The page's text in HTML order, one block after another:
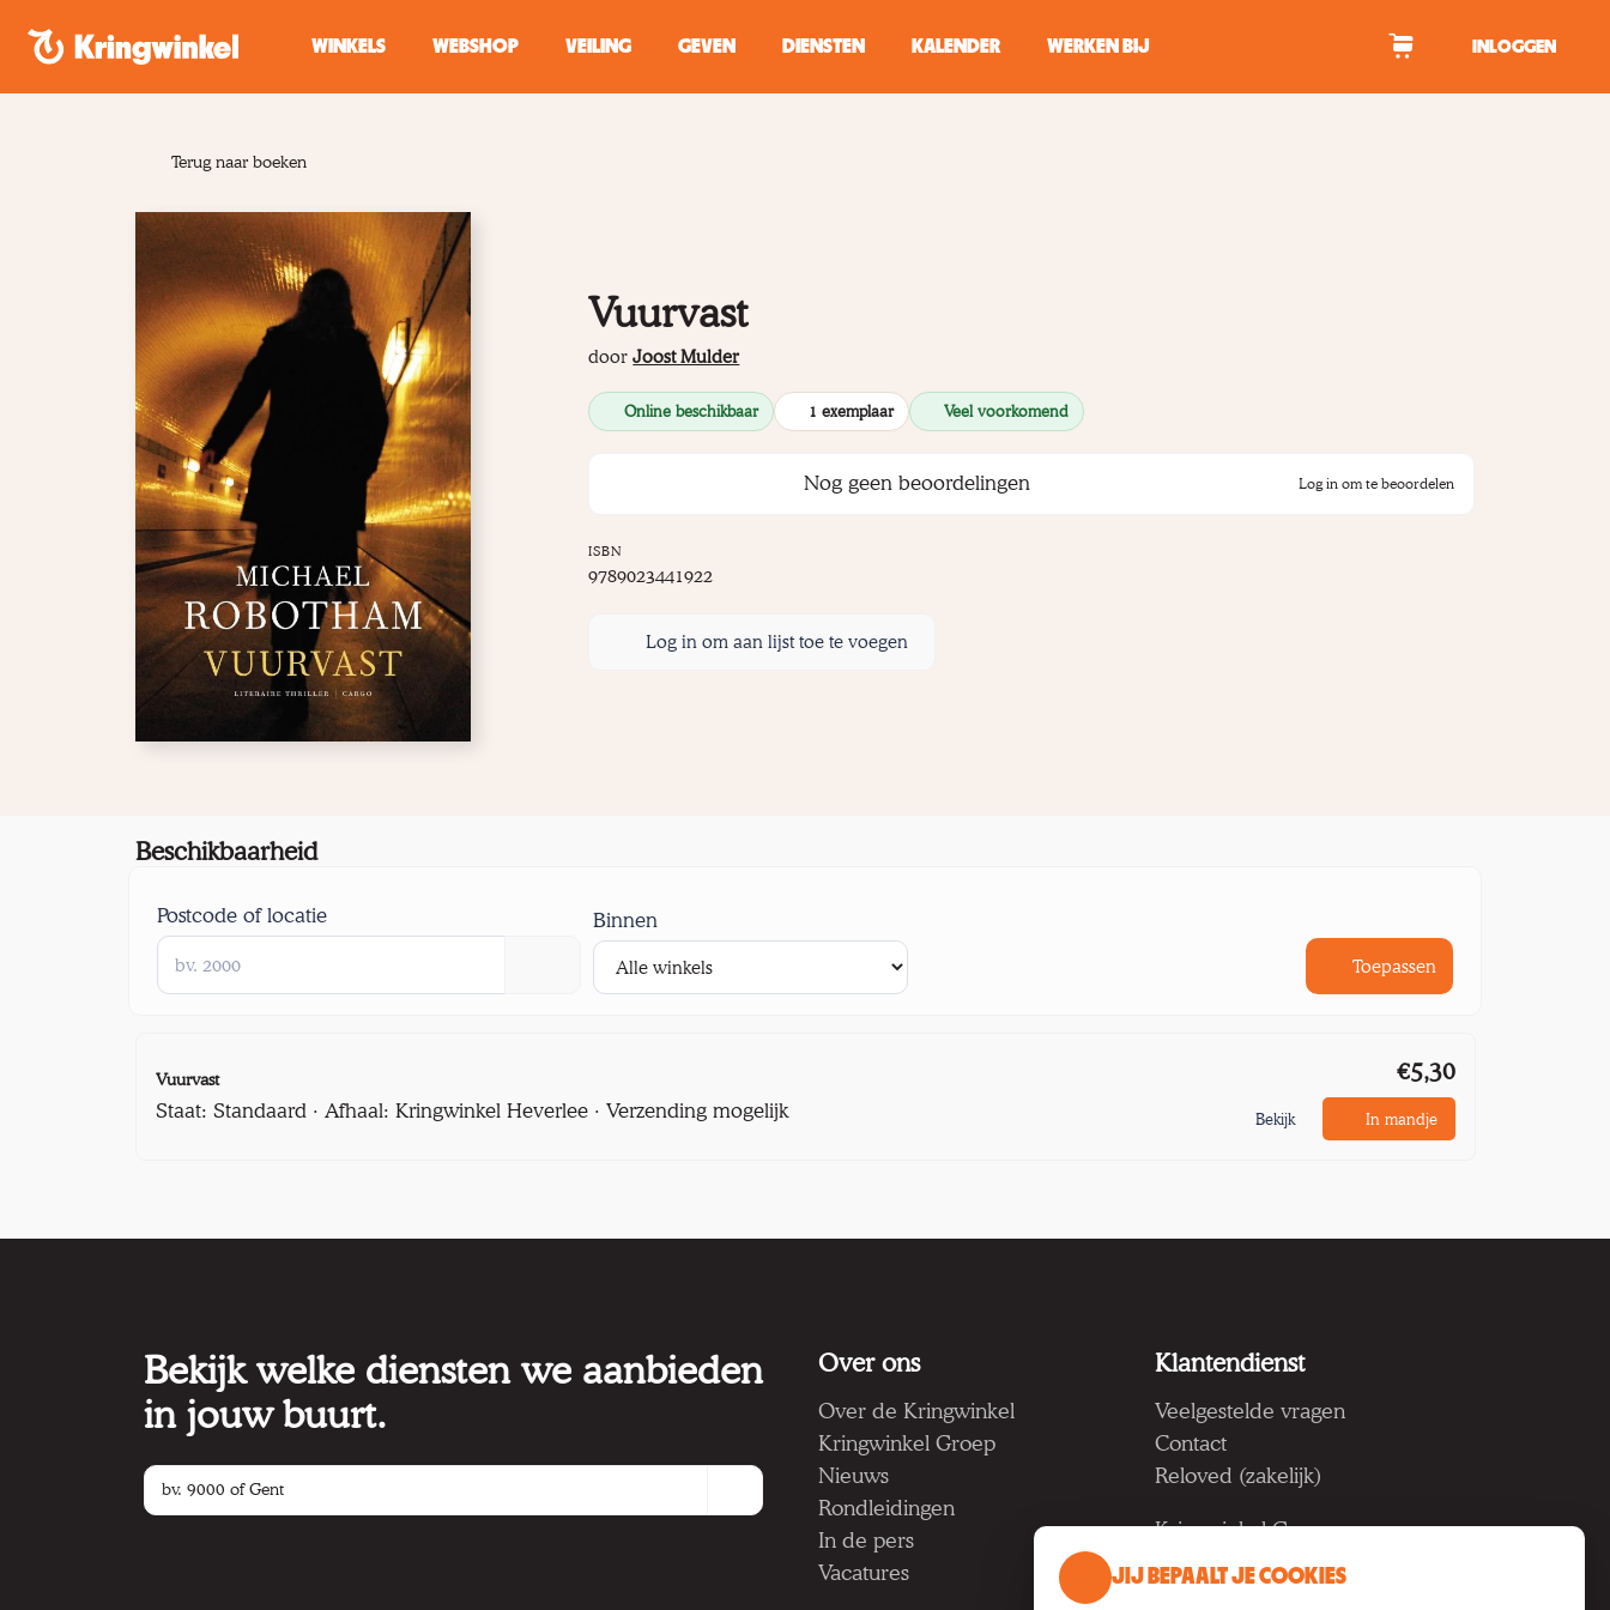
WINKELS
WEBSHOP VEILING GEVEN DIENSTEN KALENDER WERKEN BIJ INLOGGEN
Terug naar boeken
Vuurvast
doorJoost Mulder
Online beschikbaar 1 exemplaar Veel voorkomend
Nog geen beoordelingen Log in om te beoordelen
ISBN
9789023441922
Log in om aan lijst toe te voegen
Beschikbaarheid
Postcode of locatie Binnen
Toepassen
Vuurvast
Staat: Standaard · Afhaal: Kringwinkel Heverlee · Verzending mogelijk
€5,30
Bekijk In mandje
Bekijk welke diensten we aanbieden
in jouw buurt.
Over ons
Over de Kringwinkel
Kringwinkel Groep
Nieuws
Rondleidingen
In de pers
Vacatures
Klantendienst
Veelgestelde vragen
Contact
Reloved (zakelijk)
Kringwinkel Groep vzw
Koning Albertlaan 124, 9000
JIJ BEPAALT JE COOKIES